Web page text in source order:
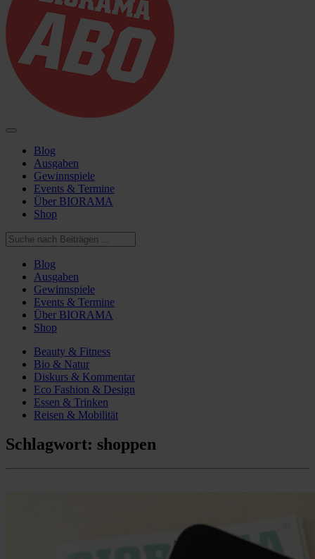
Blog
Ausgaben
Gewinnspiele
Events & Termine
Über BIORAMA
Shop
Blog
Ausgaben
Gewinnspiele
Events & Termine
Über BIORAMA
Shop
Beauty & Fitness
Bio & Natur
Diskurs & Kommentar
Eco Fashion & Design
Essen & Trinken
Reisen & Mobilität
Schlagwort: shoppen